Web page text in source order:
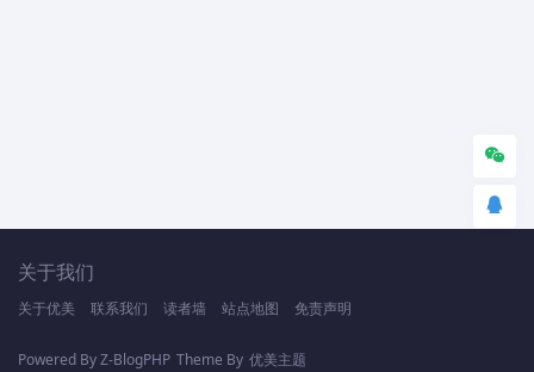
关于我们
关于优美 联系我们 读者墙 站点地图 免责声明
Powered ByZ-BlogPHP Theme By 优美主题